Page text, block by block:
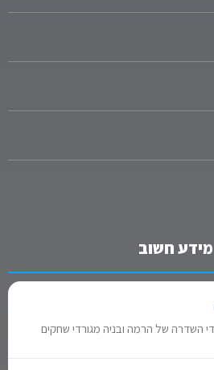
מידע חשוב
השדרה של הרמה ובניה מגורדי שחקים